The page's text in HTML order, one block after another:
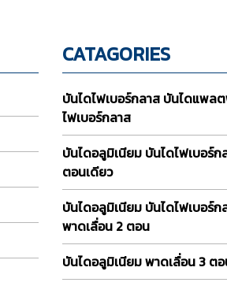
CATAGORIES
บันไดไฟเบอร์กลาส บันไดแพล
ไฟเบอร์กลาส
บันไดอลูมิเนียม บันไดไฟเบอร์
ตอนเดียว
บันไดอลูมิเนียม บันไดไฟเบอร์ก
พาดเลื่อน 2 ตอน
บันไดอลูมิเนียม พาดเลื่อน 3 ต